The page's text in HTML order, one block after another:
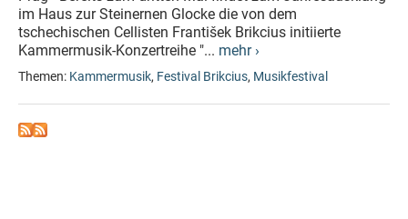
im Haus zur Steinernen Glocke die von dem
tschechischen Cellisten František Brikcius initiierte
Kammermusik-Konzertreihe "... mehr ›
Themen: Kammermusik, Festival Brikcius, Musikfestival